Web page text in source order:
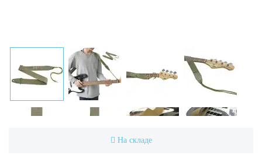
На складе